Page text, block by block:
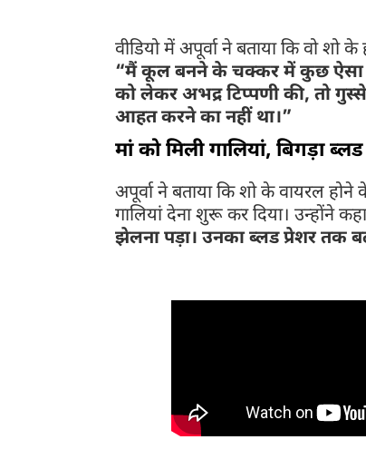
वीडियो में अपूर्वा ने बताया कि वो शो
“मैं कूल बनने के चक्कर में कुछ ऐसा
को लेकर अभद्र टिप्पणी की, तो
आहत करने का नहीं था।”
मां को मिली गालियां, बिगड़ा
अपूर्वा ने बताया कि शो के वायरल
गालियां देना शुरू कर दिया। उन्होंने
झेलना पड़ा। उनका ब्लड प्रेशर तक